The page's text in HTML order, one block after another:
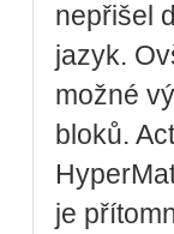
nepřišel
jazyk.
možné
bloků.
je